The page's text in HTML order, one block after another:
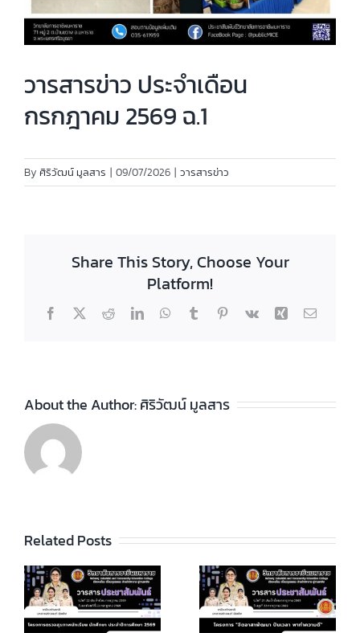
วารสารข่าว ประจำเดือน
กรกฎาคม 2569 ฉ.1
By ศิริวัฒน์ มูลสาร | 09/07/2026 | วารสารข่าว
Share This Story, Choose Your
Platform!
Facebook
X RedditLinkedInWhatsApp
TumblrPinterest
Vk Xing Email
About the Author:ศิริวัฒน์ มูลสาร
Related Posts